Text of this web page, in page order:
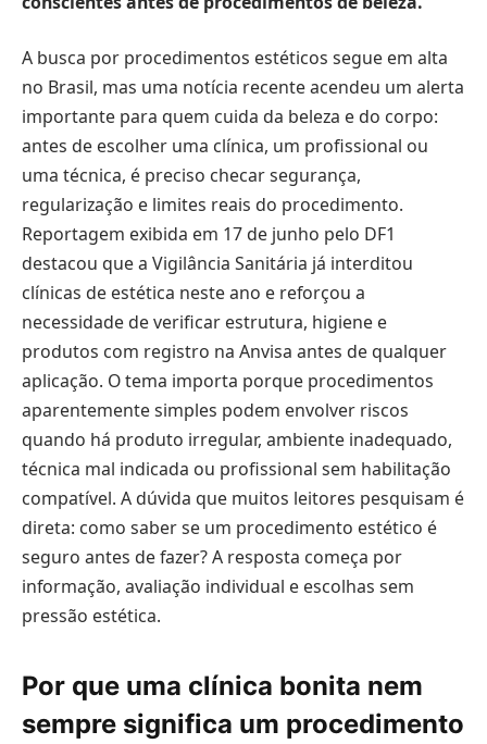
A busca por procedimentos estéticos segue em alta
no Brasil, mas uma notícia recente acendeu um alerta
importante para quem cuida da beleza e do corpo:
antes de escolher uma clínica, um profissional ou
uma técnica, é preciso checar segurança,
regularização e limites reais do procedimento.
Reportagem exibida em 17 de junho pelo DF1
destacou que a Vigilância Sanitária já interditou
clínicas de estética neste ano e reforçou a
necessidade de verificar estrutura, higiene e
produtos com registro na Anvisa antes de qualquer
aplicação. O tema importa porque procedimentos
aparentemente simples podem envolver riscos
quando há produto irregular, ambiente inadequado,
técnica mal indicada ou profissional sem habilitação
compatível. A dúvida que muitos leitores pesquisam é
direta: como saber se um procedimento estético é
seguro antes de fazer? A resposta começa por
informação, avaliação individual e escolhas sem
pressão estética.
Por que uma clínica bonita nem
sempre significa um procedimento